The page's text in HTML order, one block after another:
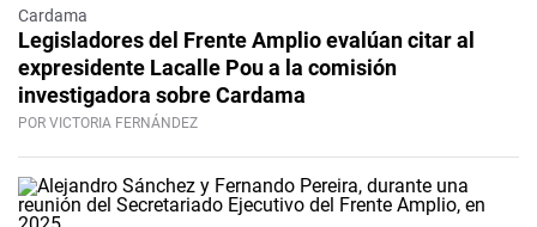
Cardama
Legisladores del Frente Amplio evalúan citar al
expresidente Lacalle Pou a la comisión
investigadora sobre Cardama
POR VICTORIA FERNÁNDEZ